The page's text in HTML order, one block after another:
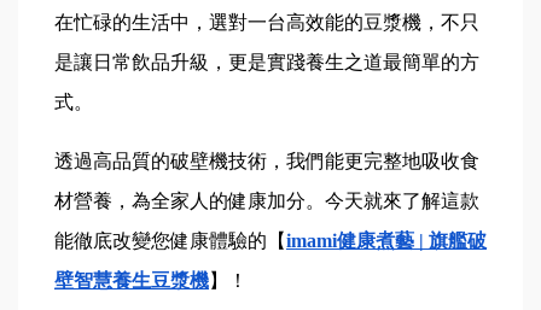
在忙碌的生活中，選對一台高效能的豆漿機，不只
是讓日常飲品升級，更是實踐養生之道最簡單的方
式。
透過高品質的破壁機技術，我們能更完整地吸收食
材營養，為全家人的健康加分。今天就來了解這款
能徹底改變您健康體驗的【imami健康煮藝 | 旗艦破
壁智慧養生豆漿機】！